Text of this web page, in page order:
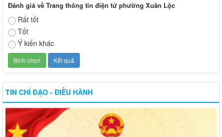
Đánh giá về Trang thông tin điện tử phường Xuân Lộc
Rất tốt
Tốt
Ý kiến khác
TIN CHỈ ĐẠO - ĐIỀU HÀNH